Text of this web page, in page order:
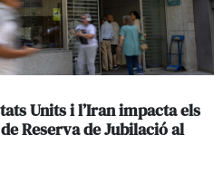
Units i l’Iran impacta els
Reserva de Jubilació al